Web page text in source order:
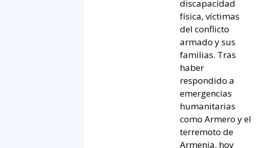
discapacidad
física, víctimas
del conflicto
armado y sus
familias. Tras
haber
respondido a
emergencias
humanitarias
como Armero y el
terremoto de
Armenia, hoy